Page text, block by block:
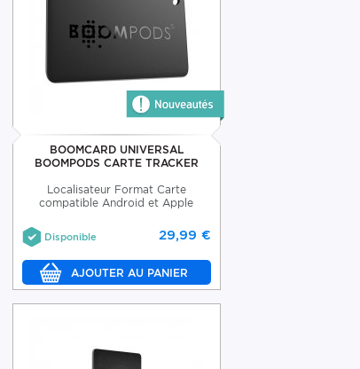
BOOMCARD UNIVERSAL
BOOMPODS CARTE TRACKER
Localisateur Format Carte
compatible Android et Apple
29,99 €
Disponible